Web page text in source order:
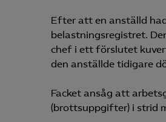
Efter att en anställd
belastningsregistret.
chef i ett förslutet
den anställde tidigare
Facket ansåg att
(brottsuppgifter) i strid